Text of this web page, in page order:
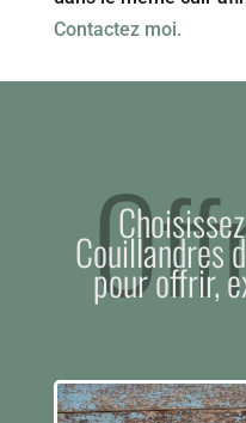
Contactez moi.
Couillandres
pour offrir,